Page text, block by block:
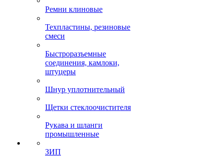
Ремни клиновые
Техпластины, резиновые
смеси
Быстроразъемные
соединения, камлоки,
штуцеры
Шнур уплотнительный
Щетки стеклоочистителя
Рукава и шланги
промышленные
ЗИП